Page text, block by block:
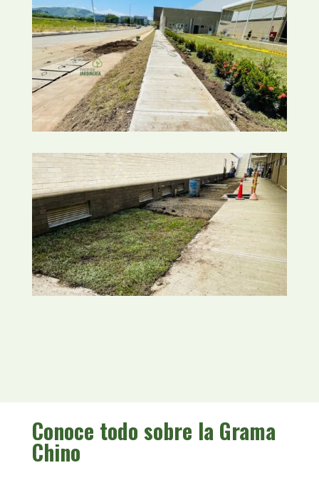
Conoce todo sobre la Grama
Chino